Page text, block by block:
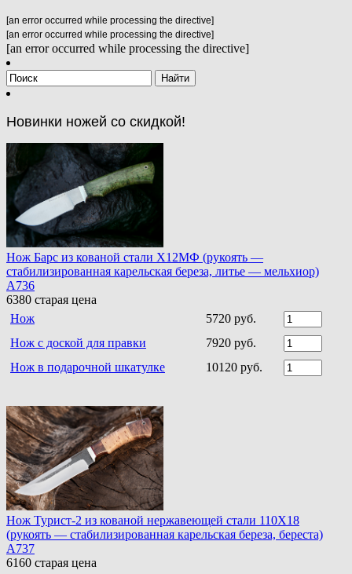
[an error occurred while processing the directive]
[an error occurred while processing the directive]
[an error occurred while processing the directive]
Новинки ножей со скидкой!
Нож Барс из кованой стали Х12МФ (рукоять —
стабилизированная карельская береза, литье — мельхиор)
A736
6380 старая цена
Нож
5720 руб.
Нож с доской для правки
7920 руб.
Нож в подарочной шкатулке
10120 руб.
Нож Турист-2 из кованой нержавеющей стали 110Х18
(рукоять — стабилизированная карельская береза, береста)
A737
6160 старая цена